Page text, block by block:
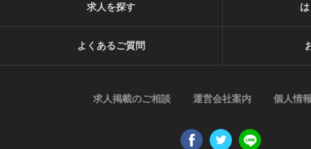
求人を探す
よくあるご質問
求人掲載のご相談 運営会社案内 個人情